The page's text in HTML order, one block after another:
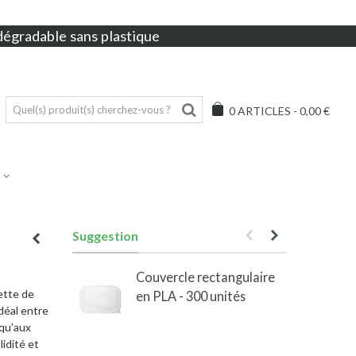
sans plastique
0ARTICLES - 0,00 €
de
entre
et
Suggestion
Couvercle rectangulaire
en PLA - 300 unités